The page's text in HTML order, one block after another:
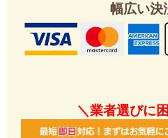
幅広い決
＼業者選びに